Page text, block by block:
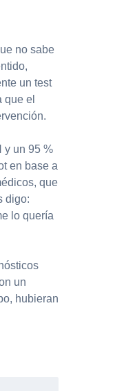
no sabe
un test
que el
y un 95 %
en base a
que
digo:
lo quería
un
hubieran